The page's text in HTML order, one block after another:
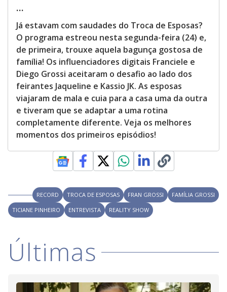
...
Já estavam com saudades do Troca de Esposas?
O programa estreou nesta segunda-feira (24) e,
de primeira, trouxe aquela bagunça gostosa de
família! Os influenciadores digitais Franciele e
Diego Grossi aceitaram o desafio ao lado dos
feirantes Jaqueline e Kassio JK. As esposas
viajaram de mala e cuia para a casa uma da outra
e tiveram que se adaptar a uma rotina
completamente diferente. Veja os melhores
momentos dos primeiros episódios!
RECORD TROCA DE ESPOSAS FRAN GROSSI
FAMÍLIA GROSSI
TICIANE PINHEIRO
ENTREVISTA REALITY SHOW
Últimas